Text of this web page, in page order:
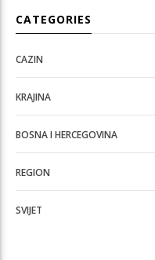
CATEGORIES
CAZIN
KRAJINA
BOSNA I HERCEGOVINA
REGION
SVIJET